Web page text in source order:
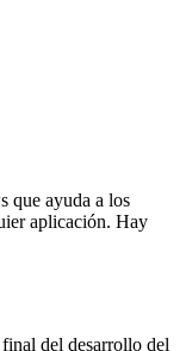
que ayuda a los
aplicación. Hay
del desarrollo del